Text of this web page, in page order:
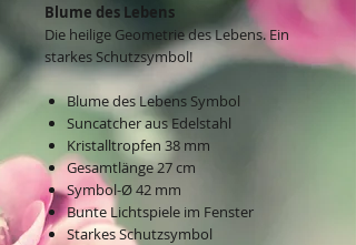
Blume des Lebens
Die heilige Geometrie des Lebens. Ein
starkes Schutzsymbol!
Blume des Lebens Symbol
Suncatcher aus Edelstahl
Kristalltropfen 38 mm
Gesamtlänge 27 cm
Symbol-Ø 42 mm
Bunte Lichtspiele im Fenster
Starkes Schutzsymbol